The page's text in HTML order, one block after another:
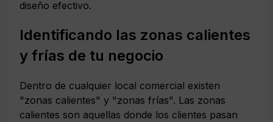
diseño efectivo.
Identificando las zonas calientes
y frías de tu negocio
Dentro de cualquier local comercial existen
"zonas calientes" y "zonas frías". Las zonas
calientes son aquellas donde los clientes pasan